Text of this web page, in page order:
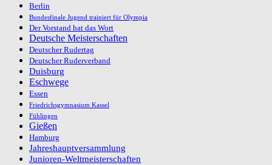
Berlin
Bundesfinale Jugend trainiert für Olympia
Der Vorstand hat das Wort
Deutsche Meisterschaften
Deutscher Rudertag
Deutscher Ruderverband
Duisburg
Eschwege
Essen
Friedrichsgymnasium Kassel
Fühlingen
Gießen
Hamburg
Jahreshauptversammlung
Junioren-Weltmeisterschaften